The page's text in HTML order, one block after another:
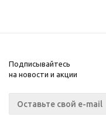
Подписывайтесь
на новости и акции